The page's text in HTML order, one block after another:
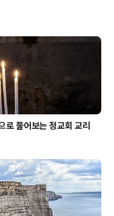
주해
다. 사
어진 책
쳐 주
테오
로 풀어보는 정교회 교리